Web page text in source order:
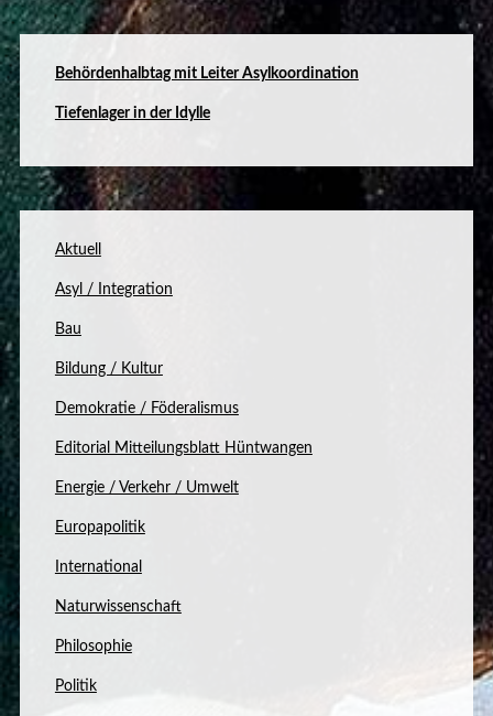
Behördenhalbtag mit Leiter Asylkoordination
Tiefenlager in der Idylle
Aktuell
Asyl / Integration
Bau
Bildung / Kultur
Demokratie / Föderalismus
Editorial Mitteilungsblatt Hüntwangen
Energie / Verkehr / Umwelt
Europapolitik
International
Naturwissenschaft
Philosophie
Politik